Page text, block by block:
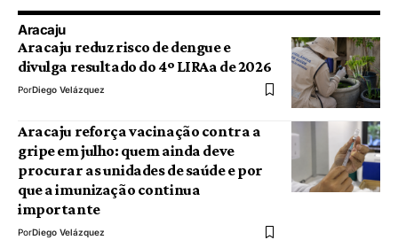
Aracaju
Aracaju reduz risco de dengue e
divulga resultado do 4º LIRAa de 2026
PorDiego Velázquez
Aracaju reforça vacinação contra a
gripe em julho: quem ainda deve
procurar as unidades de saúde e por
que a imunização continua
importante
PorDiego Velázquez